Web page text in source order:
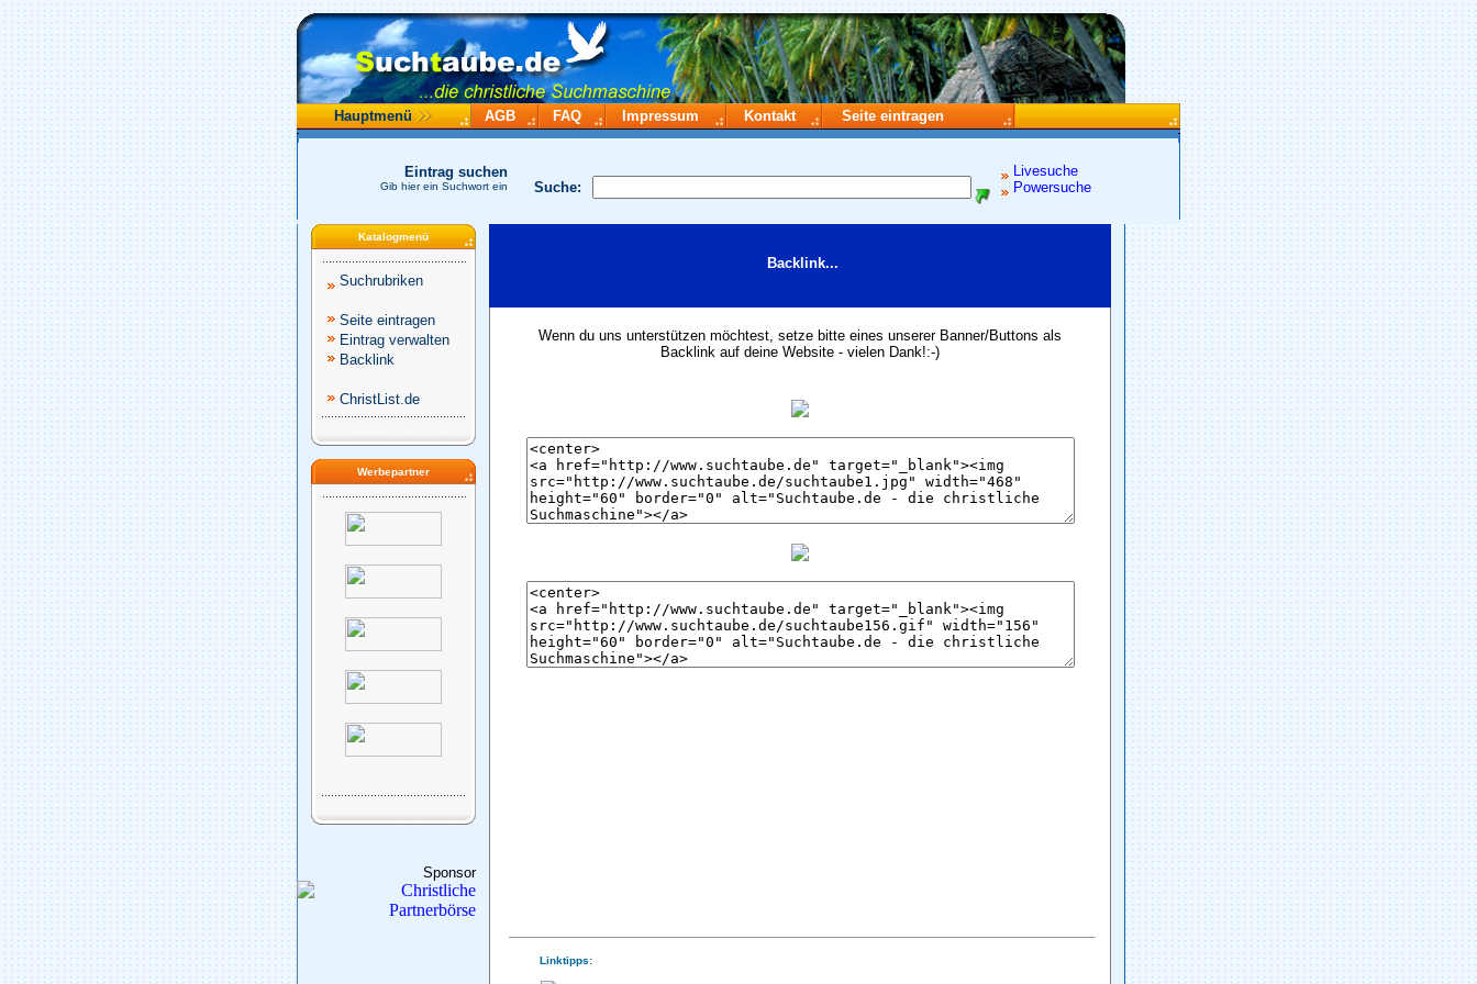
Hauptmenü AGB FAQ Impressum Kontakt Seite eintragen
Suche:
Livesuche
Powersuche
Eintrag suchen
Gib hier ein Suchwort ein
Katalogmenü
Suchrubriken
Seite eintragen
Eintrag verwalten
Backlink
ChristList.de
Werbepartner
Sponsor
Backlink...
Wenn du uns unterstützen möchtest, setze bitte eines unserer Banner/Buttons als
Backlink auf deine Website - vielen Dank!:-)
Linktipps: